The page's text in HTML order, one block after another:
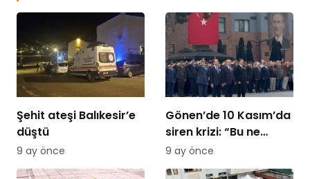
Şehit ateşi Balıkesir’e
düştü
9 ay önce
Gönen’de 10 Kasım’da
siren krizi: “Bu ne
saygısızlık” tepkileri
yükseldi
9 ay önce